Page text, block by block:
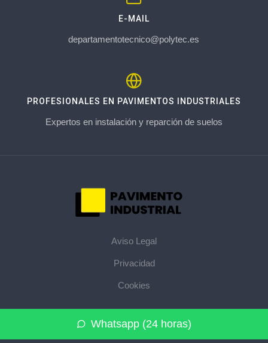
Whatsapp (24 horas)
E-MAIL
departamentotecnico@polytec.es
PROFESIONALES EN PAVIMENTOS INDUSTRIALES
Expertos en instalación y reparción de suelos
Aviso Legal
Privacidad
Cookies
© 2026 pavimentoindustrial.pro · La web de pavimentos
industriales de su provincia · Mapa del sitio